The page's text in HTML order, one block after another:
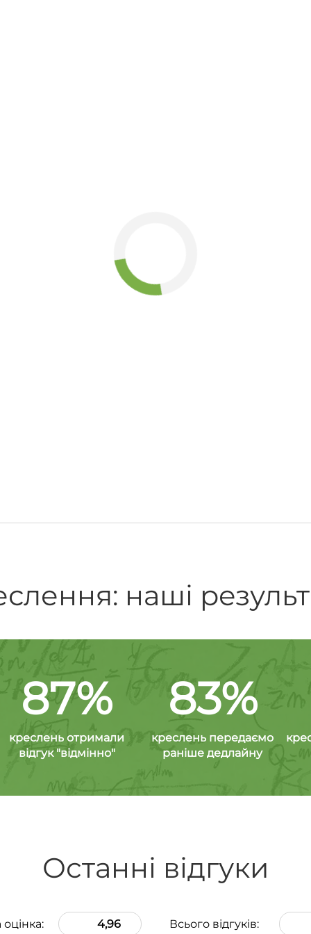
наші
87%
креслень отримали
відгук "відмінно"
83%
креслень передаємо
раніше дедлайну
Останні відгуки
4,96 Всього відгуків: